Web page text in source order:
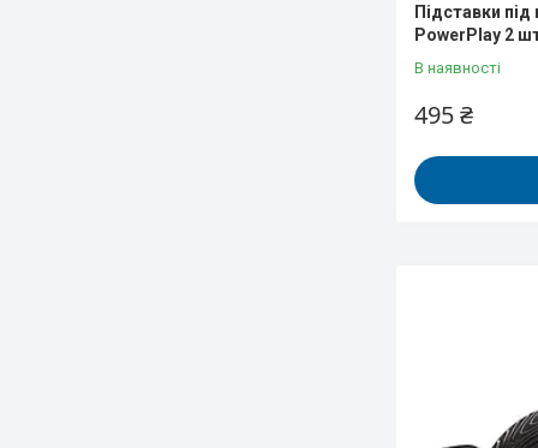
Підставки під
PowerPlay 2
В наявності
495 ₴